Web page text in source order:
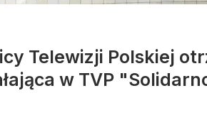
Telewizji Polskiej
w TVP